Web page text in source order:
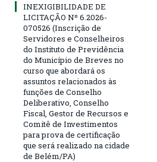
INEXIGIBILIDADE DE
LICITAÇÃO Nº 6.2026-
070526 (Inscrição de
Servidores e Conselheiros
do Instituto de Previdência
do Município de Breves no
curso que abordará os
assuntos relacionados às
funções de Conselho
Deliberativo, Conselho
Fiscal, Gestor de Recursos e
Comitê de Investimentos
para prova de certificação
que será realizado na cidade
de Belém/PA)